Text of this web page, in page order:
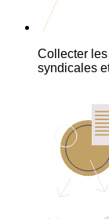
Collecter
syndicales